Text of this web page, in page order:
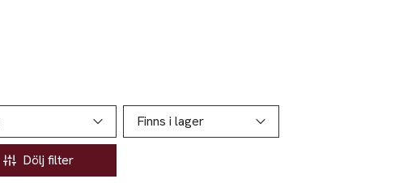
Finns i lager
Dölj filter